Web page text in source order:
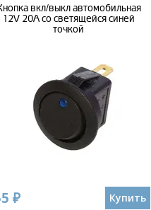
вкл/выкл автомобильная
12V 20А со светящейся синей
точкой
₽ Купить